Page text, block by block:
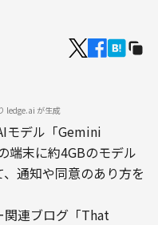
ledge.ai が生成
モデル「Gemini
端末に約4GBのモデル
通知や同意のあり方を
関連ブログ「That